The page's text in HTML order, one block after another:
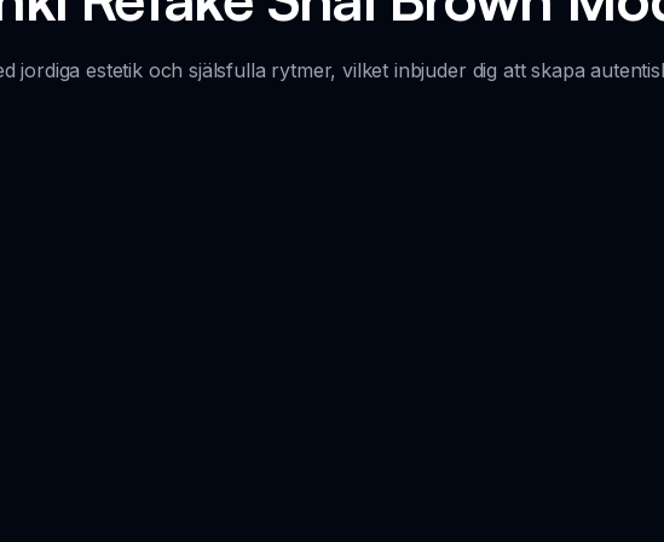
jordiga estetik och själsfulla rytmer, vilket inbjuder dig att skapa